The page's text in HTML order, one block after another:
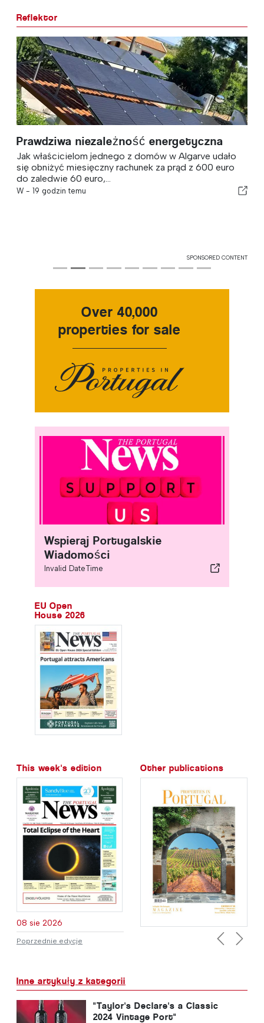
Reflektor
Prawdziwa niezależność energetyczna
Jak właścicielom jednego z domów w Algarve udało
się obniżyć miesięczny rachunek za prąd z 600 euro
do zaledwie 60 euro,...
W - 19 godzin temu
SPONSORED CONTENT
Over 40,000
properties for sale
Wspieraj Portugalskie
Wiadomości
Invalid DateTime
EU Open
House 2026
This week's edition
08 sie 2026
Poprzednie edycje
Other publications
Previous
Next
Inne artykuły z kategorii
"Taylor's Declare's a Classic
2024 Vintage Port"